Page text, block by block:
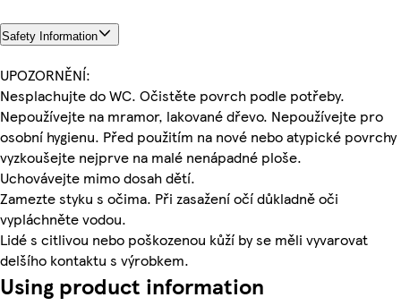
Safety Information
UPOZORNĚNÍ:
Nesplachujte do WC. Očistěte povrch podle potřeby.
Nepoužívejte na mramor, lakované dřevo. Nepoužívejte pro
osobní hygienu. Před použitím na nové nebo atypické povrchy
vyzkoušejte nejprve na malé nenápadné ploše.
Uchovávejte mimo dosah dětí.
Zamezte styku s očima. Při zasažení očí důkladně oči
vypláchněte vodou.
Lidé s citlivou nebo poškozenou kůží by se měli vyvarovat
delšího kontaktu s výrobkem.
Using product information